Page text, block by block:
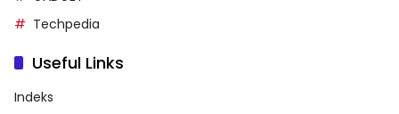
Techpedia
Useful Links
Indeks